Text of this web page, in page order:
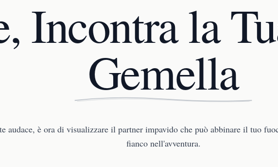
Incontra la
Gemella
audace, è ora di visualizzare il partner impavido che può abbinare il tuo
fianco nell'avventura.